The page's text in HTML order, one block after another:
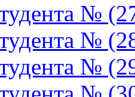
№
№
№